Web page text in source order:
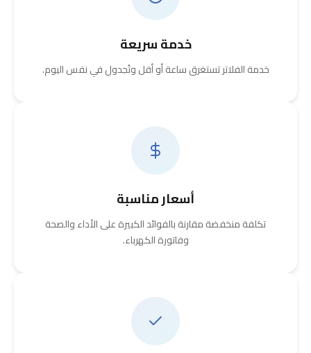
خدمة سريعة
خدمة الفلاتر تستغرق ساعة أو أقل وتُجدول في نفس اليوم.
أسعار مناسبة
تكلفة منخفضة مقارنة بالفوائد الكبيرة على الأداء والصحة
وفاتورة الكهرباء.